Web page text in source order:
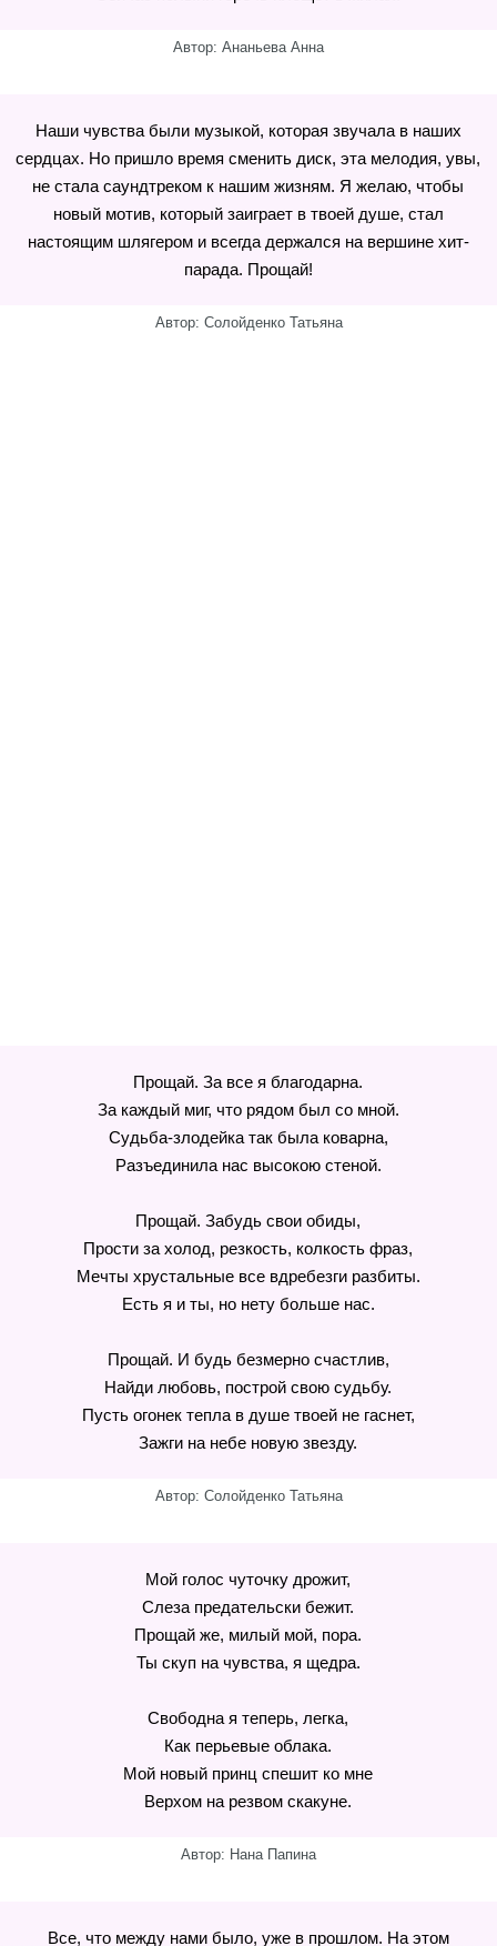
Автор: Ананьева Анна
Наши чувства были музыкой, которая звучала в наших
сердцах. Но пришло время сменить диск, эта мелодия, увы,
не стала саундтреком к нашим жизням. Я желаю, чтобы
новый мотив, который заиграет в твоей душе, стал
настоящим шлягером и всегда держался на вершине хит-
парада. Прощай!
Автор: Солойденко Татьяна
Прощай. За все я благодарна.
За каждый миг, что рядом был со мной.
Судьба-злодейка так была коварна,
Разъединила нас высокою стеной.
Прощай. Забудь свои обиды,
Прости за холод, резкость, колкость фраз,
Мечты хрустальные все вдребезги разбиты.
Есть я и ты, но нету больше нас.
Прощай. И будь безмерно счастлив,
Найди любовь, построй свою судьбу.
Пусть огонек тепла в душе твоей не гаснет,
Зажги на небе новую звезду.
Автор: Солойденко Татьяна
Мой голос чуточку дрожит,
Слеза предательски бежит.
Прощай же, милый мой, пора.
Ты скуп на чувства, я щедра.
Свободна я теперь, легка,
Как перьевые облака.
Мой новый принц спешит ко мне
Верхом на резвом скакуне.
Автор: Нана Папина
Все, что между нами было, уже в прошлом. На этом